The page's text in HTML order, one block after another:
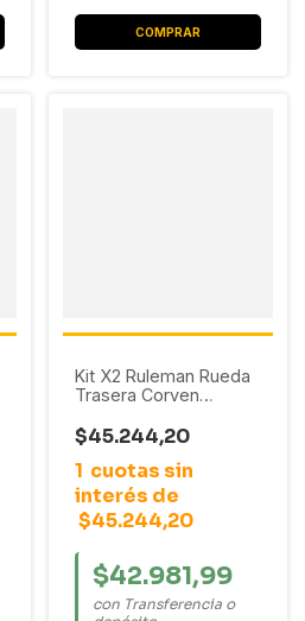
Kit X2 Ruleman Rueda
Trasera Corven
Musso (SET-10)
$45.244,20
1 cuotas sin
interés de
$45.244,20
$42.981,99
con Transferencia o